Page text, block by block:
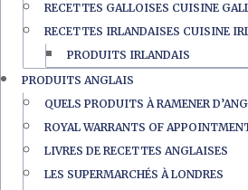
RECETTES GALLOISES CUISINE
RECETTES IRLANDAISES CUISINE
PRODUITS IRLANDAIS
PRODUITS ANGLAIS
QUELS PRODUITS À RAMENER
ROYAL WARRANTS OF
LIVRES DE RECETTES ANGLAISES
LES SUPERMARCHÉS À LONDRES